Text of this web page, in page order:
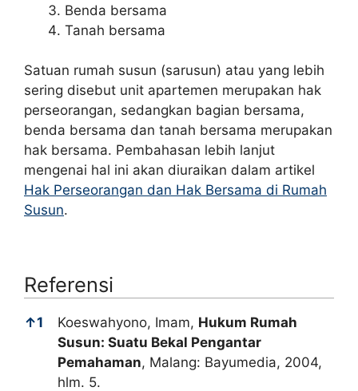
Benda bersama
Tanah bersama
Satuan rumah susun (sarusun) atau yang lebih
sering disebut unit apartemen merupakan hak
perseorangan, sedangkan bagian bersama,
benda bersama dan tanah bersama merupakan
hak bersama. Pembahasan lebih lanjut
mengenai hal ini akan diuraikan dalam artikel
Hak Perseorangan dan Hak Bersama di Rumah
Susun.
Referensi
Referensi
↑1 Koeswahyono, Imam, Hukum Rumah
Susun: Suatu Bekal Pengantar
Pemahaman, Malang: Bayumedia, 2004,
hlm. 5.